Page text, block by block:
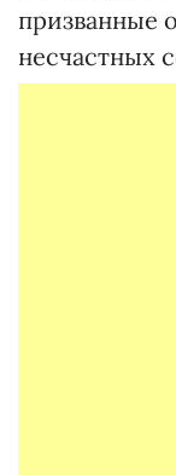
призванные
несчастных